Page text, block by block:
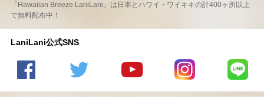
「Hawaiian Breeze LaniLani」は日本とハワイ・ワイキキの計400ヶ所以上
で無料配布中！
LaniLani公式SNS
の
のtwitter
の
LaniLani
LaniLani